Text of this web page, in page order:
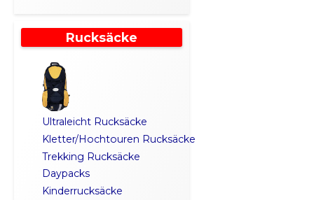
Rucksäcke
Ultraleicht Rucksäcke
Kletter/Hochtouren Rucksäcke
Trekking Rucksäcke
Daypacks
Kinderrucksäcke